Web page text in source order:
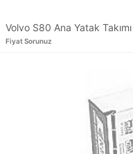
Volvo S80 Ana Yatak
Fiyat Sorunuz